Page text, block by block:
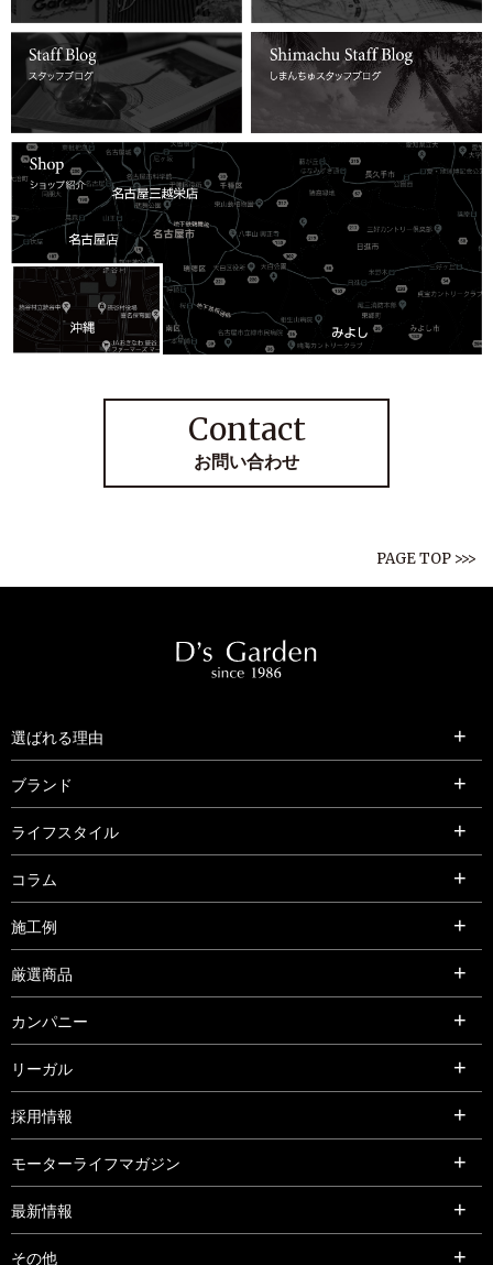
Contact
お問い合わせ
PAGE TOP >>>
選ばれる理由
ブランド
ライフスタイル
コラム
施工例
厳選商品
カンパニー
リーガル
採用情報
モーターライフマガジン
最新情報
その他